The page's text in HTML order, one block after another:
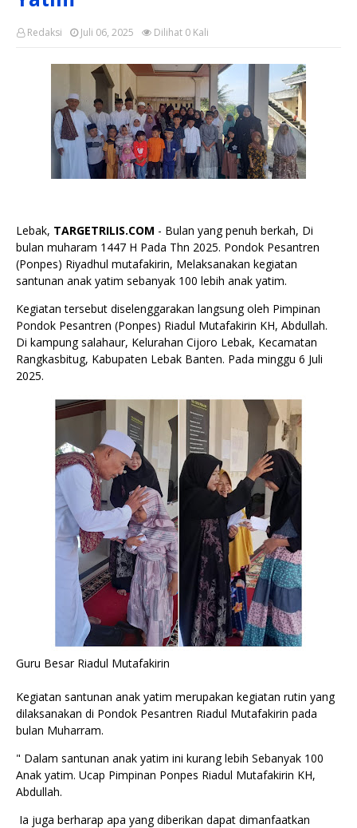
Redaksi Dilihat 0 Kali
Juli 06, 2025
Lebak, TARGETRILIS.COM - Bulan yang penuh berkah, Di
bulan muharam 1447 H Pada Thn 2025. Pondok Pesantren
(Ponpes) Riyadhul mutafakirin, Melaksanakan kegiatan
santunan anak yatim sebanyak 100 lebih anak yatim.
Kegiatan tersebut diselenggarakan langsung oleh Pimpinan
Pondok Pesantren (Ponpes) Riadul Mutafakirin KH, Abdullah.
Di kampung salahaur, Kelurahan Cijoro Lebak, Kecamatan
Rangkasbitug, Kabupaten Lebak Banten. Pada minggu 6 Juli
2025.
Guru Besar Riadul Mutafakirin
Kegiatan santunan anak yatim merupakan kegiatan rutin yang
dilaksanakan di Pondok Pesantren Riadul Mutafakirin pada
bulan Muharram.
" Dalam santunan anak yatim ini kurang lebih Sebanyak 100
Anak yatim. Ucap Pimpinan Ponpes Riadul Mutafakirin KH,
Abdullah.
Ia juga berharap apa yang diberikan dapat dimanfaatkan